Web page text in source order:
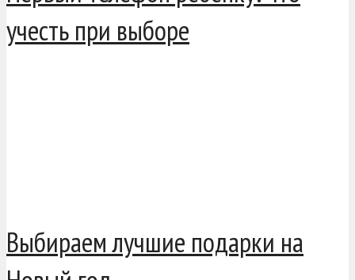
учесть при выборе
Выбираем лучшие подарки на